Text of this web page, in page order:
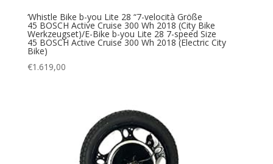
‘Whistle Bike b-you Lite 28 “7-velocità Größe
45 BOSCH Active Cruise 300 Wh 2018 (City Bike
Werkzeugset)/E-Bike b-you Lite 28 7-speed Size
45 BOSCH Active Cruise 300 Wh 2018 (Electric City
Bike)
€1.619,00